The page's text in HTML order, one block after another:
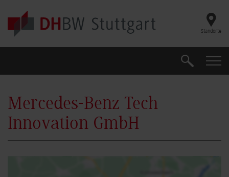
Skip to main content
Standorte
Suche
Mercedes-Benz Tech
Innovation GmbH